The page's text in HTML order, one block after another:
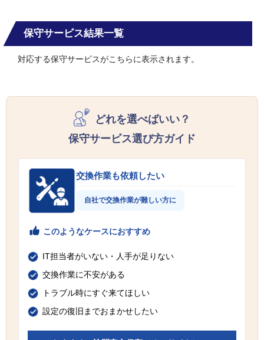
保守サービス結果一覧
対応する保守サービスがこちらに表示されます。
どれを選べばいい？
保守サービス選び方ガイド
交換作業も依頼したい
自社で交換作業が難しい方に
このようなケースにおすすめ
IT担当者がいない・人手が足りない
交換作業に不安がある
トラブル時にすぐ来てほしい
設定の復旧までおまかせしたい